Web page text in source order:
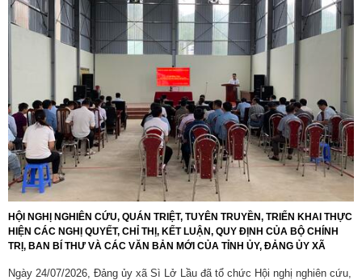
HỘI NGHỊ NGHIÊN CỨU, QUÁN TRIỆT, TUYÊN TRUYỀN, TRIỂN KHAI THỰC
HIỆN CÁC NGHỊ QUYẾT, CHỈ THỊ, KẾT LUẬN, QUY ĐỊNH CỦA BỘ CHÍNH
TRỊ, BAN BÍ THƯ VÀ CÁC VĂN BẢN MỚI CỦA TỈNH ỦY, ĐẢNG ỦY XÃ
Ngày 24/07/2026, Đảng ủy xã Sì Lở Lầu đã tổ chức Hội nghị nghiên cứu,